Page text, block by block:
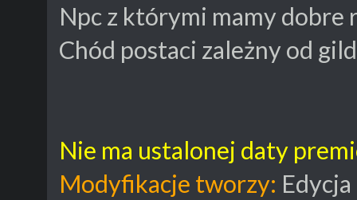
Npc z którymi mamy dobre
Chód postaci zależny od
Nie ma ustalonej daty
Modyfikacje tworzy: